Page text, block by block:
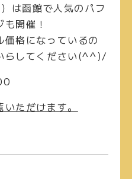
は函館で人気のパフ
開催！
格になっているの
らしてください(^^)/
ただけます。